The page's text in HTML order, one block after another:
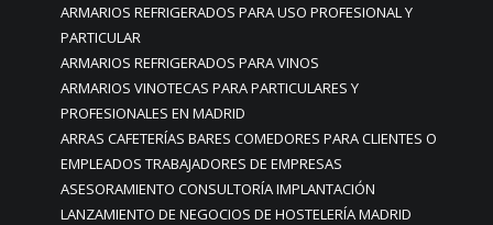
ARMARIOS REFRIGERADOS PARA USO PROFESIONAL Y
PARTICULAR
ARMARIOS REFRIGERADOS PARA VINOS
ARMARIOS VINOTECAS PARA PARTICULARES Y
PROFESIONALES EN MADRID
ARRAS CAFETERÍAS BARES COMEDORES PARA CLIENTES O
EMPLEADOS TRABAJADORES DE EMPRESAS
ASESORAMIENTO CONSULTORÍA IMPLANTACIÓN
LANZAMIENTO DE NEGOCIOS DE HOSTELERÍA MADRID